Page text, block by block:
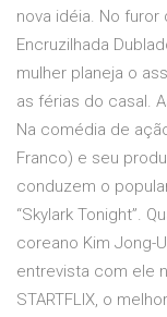
nova idéia. No furor
Encruzilhada
mulher planeja o
as férias do casal.
Na comédia de
Franco) e seu
conduzem o
“Skylark Tonight”.
coreano Kim Jong-
entrevista com ele
STARTFLIX, o